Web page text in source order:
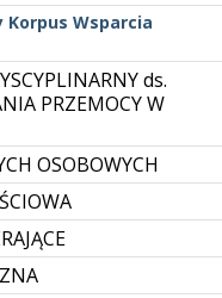
Korpus Wsparcia
ds.
PRZEMOCY W
OSOBOWYCH